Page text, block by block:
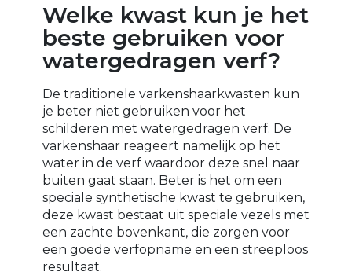
⁠Welke kwast kun je het
beste gebruiken voor
watergedragen verf?⁠
De traditionele varkenshaarkwasten kun
je beter niet gebruiken voor het
schilderen met watergedragen verf. De
varkenshaar reageert namelijk op het
water in de verf waardoor deze snel naar
buiten gaat staan. Beter is het om een
speciale synthetische kwast te gebruiken,
deze kwast bestaat uit speciale vezels met
een zachte bovenkant, die zorgen voor
een goede verfopname en een streeploos
resultaat. ⁠